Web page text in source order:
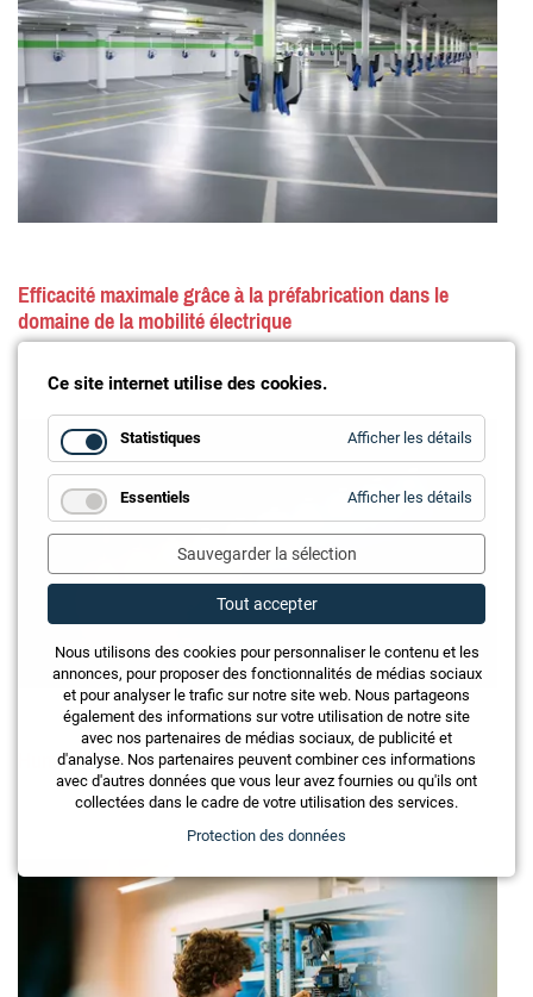
Efficacité maximale grâce à la préfabrication dans le
domaine de la mobilité électrique
Human Centric Lighting - Critères et conseils
Ce site internet utilise des cookies.
Statistiques Afficher les détails
Essentiels Afficher les détails
Sauvegarder la sélection
Tout accepter
Nous utilisons des cookies pour personnaliser le contenu et les
annonces, pour proposer des fonctionnalités de médias sociaux
et pour analyser le trafic sur notre site web. Nous partageons
également des informations sur votre utilisation de notre site
avec nos partenaires de médias sociaux, de publicité et
d'analyse. Nos partenaires peuvent combiner ces informations
avec d'autres données que vous leur avez fournies ou qu'ils ont
collectées dans le cadre de votre utilisation des services.
Protection des données